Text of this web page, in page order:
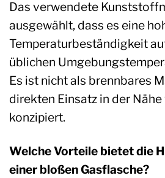
Das verwendete
ausgewählt, dass es eine
Temperaturbeständigkeit
üblichen
Es ist nicht als brennbares
direkten Einsatz in der
konzipiert.
Welche Vorteile bietet die
einer bloßen Gasflasche?